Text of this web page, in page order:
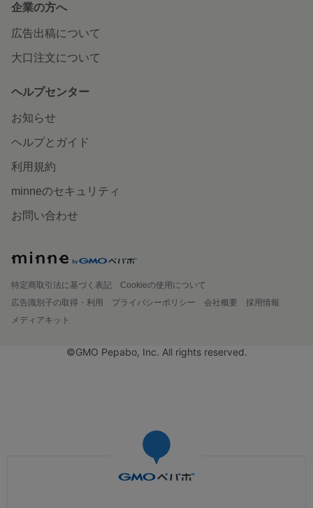
企業の方へ
広告出稿について
大口注文について
ヘルプセンター
お知らせ
ヘルプとガイド
利用規約
minneのセキュリティ
お問い合わせ
特定商取引法に基づく表記
Cookieの使用について
広告識別子の取得・利用
プライバシーポリシー 会社概要
採用情報
メディアキット
©GMO Pepabo, Inc. All rights reserved.